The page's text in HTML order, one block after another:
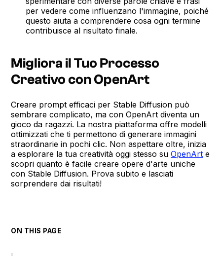
per vedere come influenzano l'immagine, poiché
questo aiuta a comprendere cosa ogni termine
contribuisce al risultato finale.
Migliora il Tuo Processo
Creativo con OpenArt
Creare prompt efficaci per Stable Diffusion può
sembrare complicato, ma con OpenArt diventa un
gioco da ragazzi. La nostra piattaforma offre modelli
ottimizzati che ti permettono di generare immagini
straordinarie in pochi clic. Non aspettare oltre, inizia
a esplorare la tua creatività oggi stesso suOpenArt e
scopri quanto è facile creare opere d'arte uniche
con Stable Diffusion. Prova subito e lasciati
sorprendere dai risultati!
ON THIS PAGE